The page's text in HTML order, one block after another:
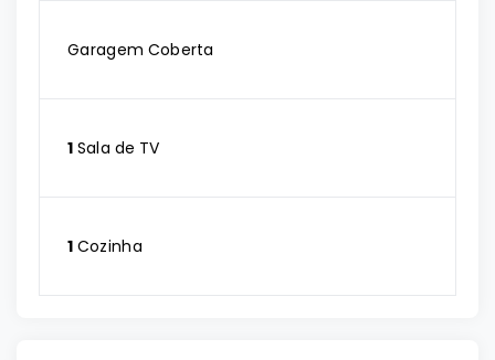
Garagem Coberta
1 Sala de TV
1 Cozinha